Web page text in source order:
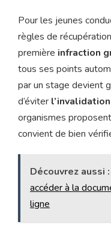
Pour les jeunes
règles de
première infraction
tous ses points
par un stage devient
d’éviter
organismes
convient de bien
Découvrez aussi :
accéder à la
ligne